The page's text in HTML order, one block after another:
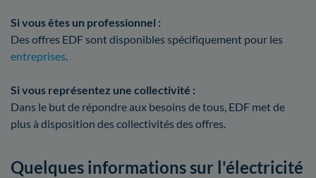
Si vous êtes un professionnel :
Des offres EDF sont disponibles spécifiquement pour les
entreprises.
Si vous représentez une collectivité :
Dans le but de répondre aux besoins de tous, EDF met de
plus à disposition des collectivités des offres.
Quelques informations sur l'électricité